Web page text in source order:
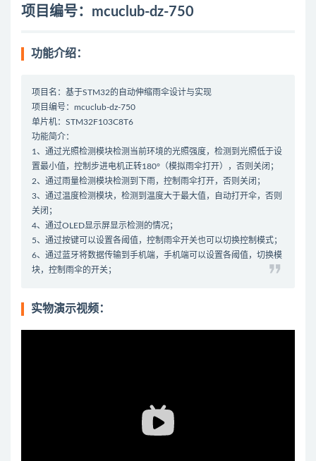
项目编号：mcuclub-dz-750
功能介绍：
项目名：基于STM32的自动伸缩雨伞设计与实现
项目编号：mcuclub-dz-750
单片机：STM32F103C8T6
功能简介：
1、通过光照检测模块检测当前环境的光照强度，检测到光照低于设
置最小值，控制步进电机正转180°（模拟雨伞打开），否则关闭；
2、通过雨量检测模块检测到下雨，控制雨伞打开，否则关闭；
3、通过温度检测模块，检测到温度大于最大值，自动打开伞，否则
关闭；
4、通过OLED显示屏显示检测的情况；
5、通过按键可以设置各阈值，控制雨伞开关也可以切换控制模式；
6、通过蓝牙将数据传输到手机端，手机端可以设置各阈值，切换模
块，控制雨伞的开关；
实物演示视频：